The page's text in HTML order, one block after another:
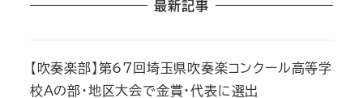
最新記事
【吹奏楽部】第67回埼玉県吹奏楽コンクール高等学
校Aの部・地区大会で金賞・代表に選出